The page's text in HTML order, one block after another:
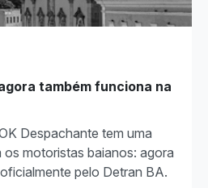
também funciona na
Despachante tem uma
motoristas baianos: agora
pelo Detran BA.